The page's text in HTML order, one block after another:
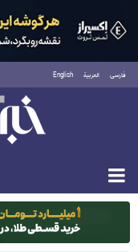
فارسی العربية English
یکشنبه ۱۸ مرداد ۱۴۰۵